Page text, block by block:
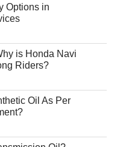
Options in
is Honda Navi
Riders?
Oil As Per